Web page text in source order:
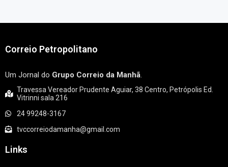
Correio Petropolitano
Um Jornal do Grupo Correio da Manhã.
Travessa Vereador Prudente Aguiar, 38 Centro, Petrópolis Ed.
Vitrinni sala 216
24 99248-3167
tvccorreiodamanha@gmail.com
Links